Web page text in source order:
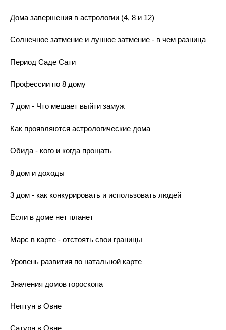
Дома завершения в астрологии (4, 8 и 12)
Солнечное затмение и лунное затмение - в чем разница
Период Саде Сати
Профессии по 8 дому
7 дом - Что мешает выйти замуж
Как проявляются астрологические дома
Обида - кого и когда прощать
8 дом и доходы
3 дом - как конкурировать и использовать людей
Если в доме нет планет
Марс в карте - отстоять свои границы
Уровень развития по натальной карте
Значения домов гороскопа
Нептун в Овне
Сатурн в Овне